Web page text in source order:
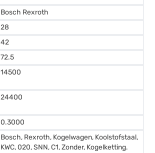
Bosch Rexroth
28
42
72.5
14500
24400
0.3000
Bosch, Rexroth, Kogelwagen, Koolstofstaal,
KWC, 020, SNN, C1, Zonder, Kogelketting.